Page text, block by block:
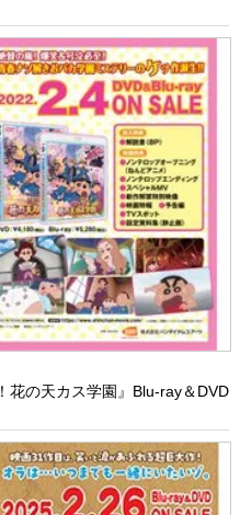
花の天カス学園』Blu-ray＆DVD